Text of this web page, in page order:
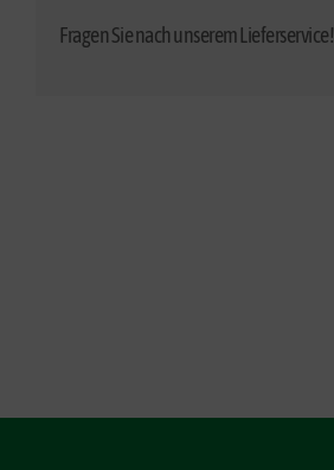
Fragen Sie nach unserem Lieferservice!